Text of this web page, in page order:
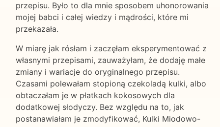
przepisu. Było to dla mnie sposobem uhonorowania
mojej babci i całej wiedzy i mądrości, które mi
przekazała.
W miarę jak rósłam i zaczęłam eksperymentować z
własnymi przepisami, zauważyłam, że dodaję małe
zmiany i wariacje do oryginalnego przepisu.
Czasami polewałam stopioną czekoladą kulki, albo
obtaczałam je w płatkach kokosowych dla
dodatkowej słodyczy. Bez względu na to, jak
postanawiałam je zmodyfikować, Kulki Miodowo-